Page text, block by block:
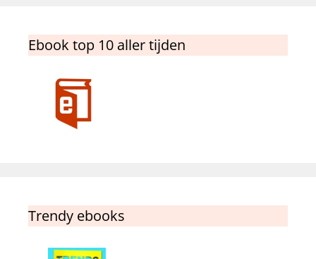
Ebook top 10 aller tijden
Trendy ebooks